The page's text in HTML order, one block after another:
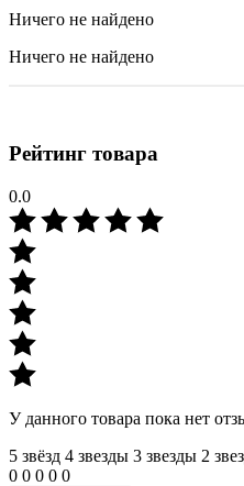
Ничего не найдено
Ничего не найдено
Рейтинг товара
0.0
У данного товара пока нет
5 звёзд 4 звeзды 3 звeзды 2
0 0 0 0 0